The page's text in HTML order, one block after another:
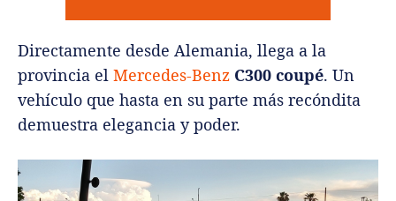
Directamente desde Alemania, llega a la
provincia el Mercedes-Benz C300 coupé. Un
vehículo que hasta en su parte más recóndita
demuestra elegancia y poder.